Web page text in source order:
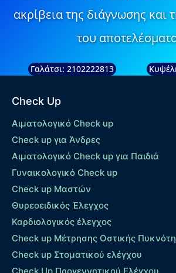
ακρίβεια της διάγνωσης και
του
Γαλάτσι: 2102222813
Check Up
Αιματολογικό Check up
Check up για Άνδρες
Αιματολογικό Check up για Παιδιά
Γυναικολογικό Check up
Check up Μαστών
Θυρεοειδικός Έλεγχος
Καρδιολογικός έλεγχος
Check up Mέτρησης Οστικής
Check up Στοματικού ελέγχου